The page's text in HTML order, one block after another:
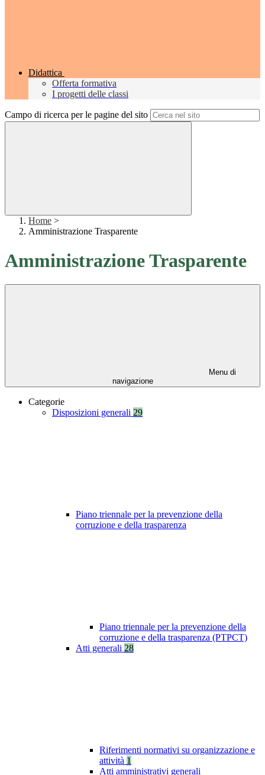
Didattica
Offerta formativa
I progetti delle classi
Campo di ricerca per le pagine del sito
Home >
Amministrazione Trasparente
Amministrazione Trasparente
Menu di
navigazione
Categorie
Disposizioni generali 29
Piano triennale per la prevenzione della
corruzione e della trasparenza
Piano triennale per la prevenzione della
corruzione e della trasparenza (PTPCT)
Atti generali 28
Riferimenti normativi su organizzazione e
attività 1
Atti amministrativi generali